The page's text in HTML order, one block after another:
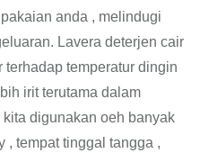
anda , melindugi
Lavera deterjen cair
temperatur dingin
irit terutama dalam
digunakan oeh banyak
, tempat tinggal tangga ,